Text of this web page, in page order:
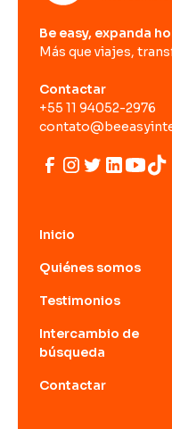
Be easy, expanda
Más que viajes,
Contactar
+55 11 94052-2976
Inicio
Quiénes somos
Testimonios
Intercambio de
búsqueda
Contactar